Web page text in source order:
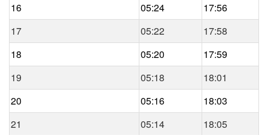
16
05:24
17:56
17
05:22
17:58
18
05:20
17:59
19
05:18
18:01
20
05:16
18:03
21
05:14
18:05